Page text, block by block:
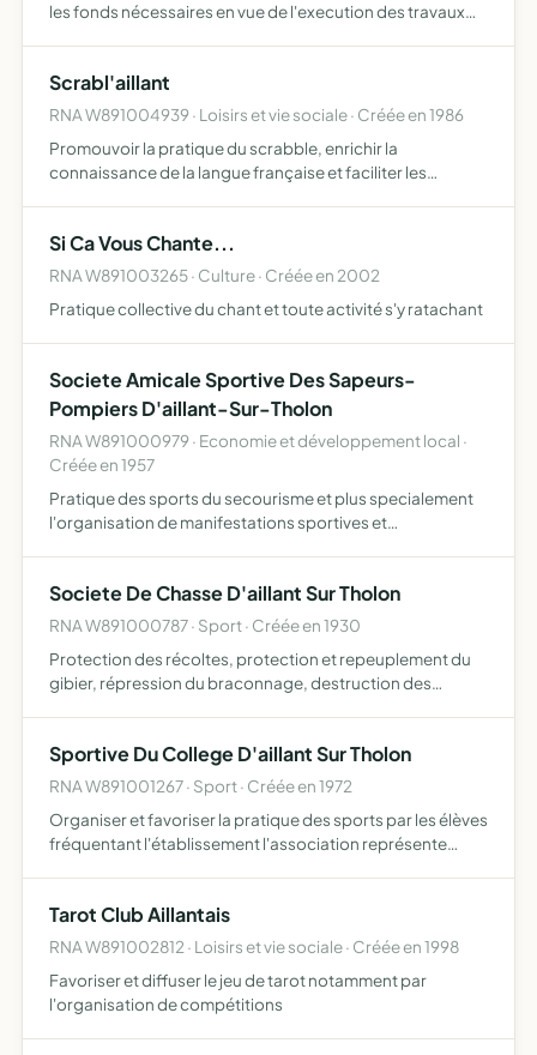
les fonds nécessaires en vue de l'execution des travaux
Scrabl'aillant
RNA W891004939 · Loisirs et vie sociale · Créée en 1986
Promouvoir la pratique du scrabble, enrichir la
connaissance de la langue française et faciliter les
Si Ca Vous Chante...
RNA W891003265 · Culture · Créée en 2002
Pratique collective du chant et toute activité s'y ratachant
Societe Amicale Sportive Des Sapeurs-
Pompiers D'aillant-Sur-Tholon
RNA W891000979 · Economie et développement local ·
Créée en 1957
Pratique des sports du secourisme et plus specialement
l'organisation de manifestations sportives et
Societe De Chasse D'aillant Sur Tholon
RNA W891000787 · Sport · Créée en 1930
Protection des récoltes, protection et repeuplement du
gibier, répression du braconnage, destruction des
Sportive Du College D'aillant Sur Tholon
RNA W891001267 · Sport · Créée en 1972
Organiser et favoriser la pratique des sports par les élèves
fréquentant l'établissement l'association représente
Tarot Club Aillantais
RNA W891002812 · Loisirs et vie sociale · Créée en 1998
Favoriser et diffuser le jeu de tarot notamment par
l'organisation de compétitions